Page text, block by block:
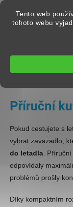
Tento web
tohoto webu
Přejít na obsah
CESTOVNÍ
Příruční
Pokud cestujete s
vybrat zavazadlo,
do letadla .
odpovídaly
problémů prošly
Díky kompaktním